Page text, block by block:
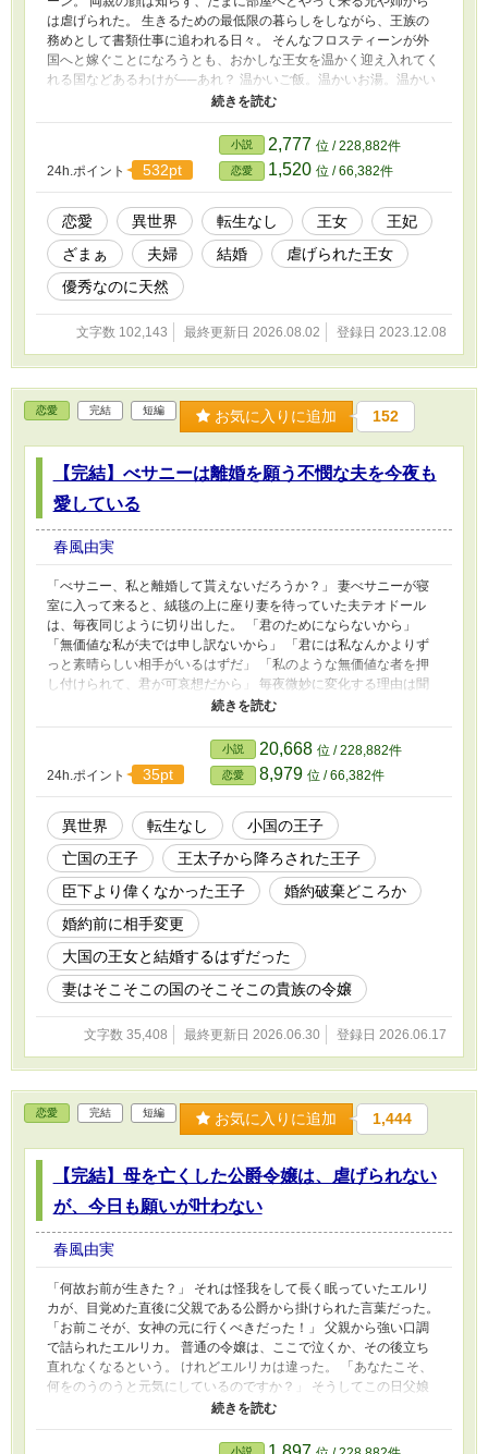
は虐げられた。 生きるための最低限の暮らしをしながら、王族の
務めとして書類仕事に追われる日々。 そんなフロスティーンが外
国へと嫁ぐことになろうとも、おかしな王女を温かく迎え入れてく
れる国などあるわけが──あれ？ 温かいご飯。温かいお湯。温かい
部屋。温かいベッド。 「天に召されたのね」 フロスティーンはか
つての自分は死んだものとして、天に召された後の暮らしを楽しみ
始めた。 「いや、召されていないからな？」 夫となったゼイン
は、フロスティーンを見ていつも楽しそうに笑っている。 「やっ
ぱり召されているわ」 「目のまえにいる俺はどうなる？」 「……
召されていらっしゃるの？」 「そこは聞くのだな」 夫婦で楽しく
暮らしているのですから。 今さら帰って来い？ 無理ですよ。もう
この国の王妃なので。 ※カクヨム、小説家になろうにも掲載して
います。 ※誤字報告いただいた方へ 承認不要とのことで、ここ
にお礼を書かせてください。 ご指摘ありがとうございます。助
かります！
24h.ポイント 532pt
小説 2,777 位 / 228,882件
恋愛 1,520 位 / 66,382件
恋愛 異世界 転生なし 王女
王妃
ざまぁ
夫婦 結婚
虐げられた王女
優秀なのに天然
文字数 102,143 最終更新日 2026.08.02 登録日 2023.12.08
恋愛 完結 短編 お気に入りに追加 152
【完結】べサニーは離婚を願う不憫な夫を今夜も
愛している
春風由実
「べサニー、私と離婚して貰えないだろうか？」 妻べサニーが寝
室に入って来ると、絨毯の上に座り妻を待っていた夫テオドール
は、毎夜同じように切り出した。 「君のためにならないから」
「無価値な私が夫では申し訳ないから」 「君には私なんかよりず
っと素晴らしい相手がいるはずだ」 「私のような無価値な者を押
し付けられて、君が可哀想だから」 毎夜微妙に変化する理由は聞
き流して、べサニーは今夜も甘く囁く。 「旦那さま。夜は長いの
ですから。隣に座ってお話しいたしましょう？」 「わたくし、ご
一緒してくださらないと泣いてしまいますわ」 夫婦でワインを飲
み、夜も更けていけば──。 「べサニー、信じられるか？臣下の子
どもに『馬鹿か？』と言った翌朝には、弟が王太子に決まってい
た」 「べサニー、あの国の王家と貴族家は、一体何がしたかった
のだろうか？」 「べサニー、あの国はどうやって存続出来ていた
のだろう？」 そして翌朝に記憶が残らなくなる頃、夫は言う。
「べサニー。あの国が私に与えた幸運がひとつだけある。それは何
だと思う？」 これはとある王国の貴族の娘べサニーが、ある日突
然結婚することになった不憫過ぎる夫を愛でて、愛でて、愛でて、
可愛がり、慈しむ日々の記録だ。 今夜も夫婦の語らいは、寝室で
同じように始まった。 「べサニー。私と離婚して貰えないだろう
か──」 ※問題の相手は勝手に自滅して消えてしまったため、ざま
ぁの場面はありませんが、少しずつ話題に出て来ます。 ※実は作
者の息抜き作品となりますが、皆様も気軽に楽しんで頂けましたら
嬉しいです♡ ※2026.6.30無事完結しました♡ありがとうございま
24h.ポイント 35pt
小説 20,668 位 / 228,882件
恋愛 8,979 位 / 66,382件
異世界 転生なし
小国の王子
亡国の王子
王太子から降ろされた王子
臣下より偉くなかった王子
婚約破棄どころか
婚約前に相手変更
大国の王女と結婚するはずだった
妻はそこそこの国のそこそこの貴族の令嬢
文字数 35,408 最終更新日 2026.06.30 登録日 2026.06.17
恋愛 完結 短編 お気に入りに追加 1,444
【完結】母を亡くした公爵令嬢は、虐げられない
が、今日も願いが叶わない
春風由実
「何故お前が生きた？」 それは怪我をして長く眠っていたエルリ
カが、目覚めた直後に父親である公爵から掛けられた言葉だった。
「お前こそが、女神の元に行くべきだった！」 父親から強い口調
で詰られたエルリカ。 普通の令嬢は、ここで泣くか、その後立ち
直れなくなるという。 けれどエルリカは違った。 「あなたこそ、
何をのうのうと元気にしているのですか？」 そうしてこの日父娘
は、それぞれに絶縁を宣言した。 以来、母方の祖父母に引き取ら
れ、侯爵領で過ごしてきたエルリカ。 ところが公爵は、いつまで
もエルリカを除籍する手続きを実行しなかった。 おかげで名ばか
小説